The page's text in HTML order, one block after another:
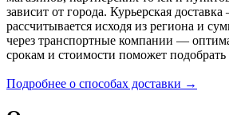
зависит от города. Курьерская
рассчитывается исходя из региона и
через транспортные компании —
срокам и стоимости поможет
Подробнее о способах доставки →